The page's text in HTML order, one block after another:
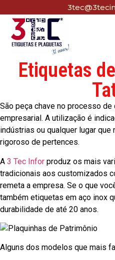
Etiquetas
São peça chave no processo
empresarial. A utilização é
indústrias ou qualquer lugar
rigoroso de pertences.
A 3 Tec Infor produz os mais
tradicionais aos customizados
remeta a empresa. Se o que
também etiquetas em aço inox
durabilidade de até 20 anos.
Alguns dos modelos que mais